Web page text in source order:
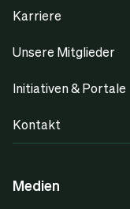
Karriere
Unsere Mitglieder
Initiativen & Portale
Kontakt
Medien